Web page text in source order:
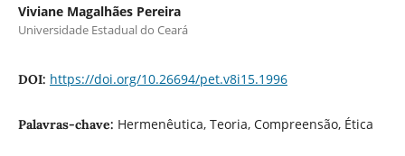
Viviane Magalhães Pereira
Universidade Estadual do Ceará
DOI: https://doi.org/10.26694/pet.v8i15.1996
Palavras-chave: Hermenêutica, Teoria, Compreensão, Ética